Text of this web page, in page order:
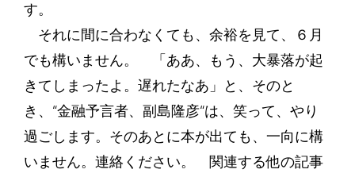
す。
それに間に合わなくても、余裕を見て、６月
でも構いません。 「ああ、もう、大暴落が起
きてしまったよ。遅れたなあ」と、そのと
き、“金融予言者、副島隆彦“は、笑って、やり
過ごします。そのあとに本が出ても、一向に構
いません。連絡ください。 関連する他の記事